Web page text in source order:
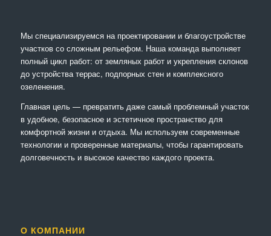
Мы специализируемся на проектировании и благоустройстве
участков со сложным рельефом. Наша команда выполняет
полный цикл работ: от земляных работ и укрепления склонов
до устройства террас, подпорных стен и комплексного
озеленения.
Главная цель — превратить даже самый проблемный участок
в удобное, безопасное и эстетичное пространство для
комфортной жизни и отдыха. Мы используем современные
технологии и проверенные материалы, чтобы гарантировать
долговечность и высокое качество каждого проекта.
О КОМПАНИИ